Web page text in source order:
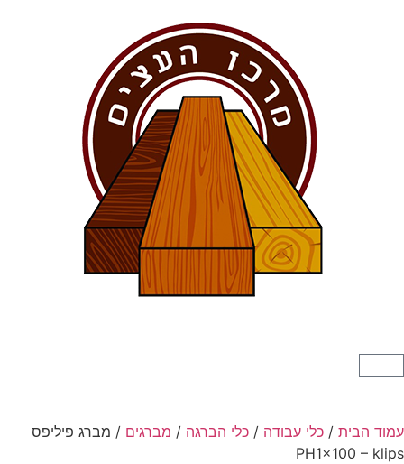
עמוד הבית / כלי עבודה / כלי הברגה / מברגים / מברג פיליפס
PH1×100 – klips